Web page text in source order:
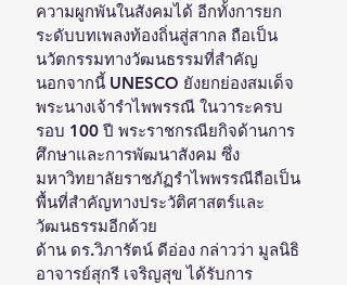
ความผูกพันในสังคมได้ อีกทั้งการยก
ระดับบทเพลงท้องถิ่นสู่สากล ถือเป็น
นวัตกรรมทางวัฒนธรรมที่สำคัญ
นอกจากนี้ UNESCO ยังยกย่องสมเด็จ
พระนางเจ้ารำไพพรรณี ในวาระครบ
รอบ 100 ปี พระราชกรณียกิจด้านการ
ศึกษาและการพัฒนาสังคม ซึ่ง
มหาวิทยาลัยราชภัฏรำไพพรรณีถือเป็น
พื้นที่สำคัญทางประวัติศาสตร์และ
วัฒนธรรมอีกด้วย
ด้าน ดร.วิภารัตน์ ดีอ่อง กล่าวว่า มูลนิธิ
อาจารย์สุกรี เจริญสุข ได้รับการ